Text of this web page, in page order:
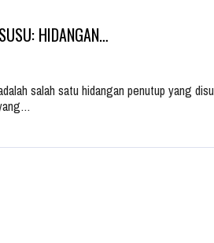
HIDANGAN…
salah satu hidangan penutup yang